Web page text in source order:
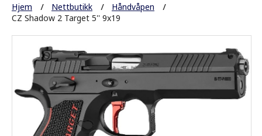
Hjem Nettbutikk
Håndvåpen
CZ Shadow 2 Target 5'' 9x19